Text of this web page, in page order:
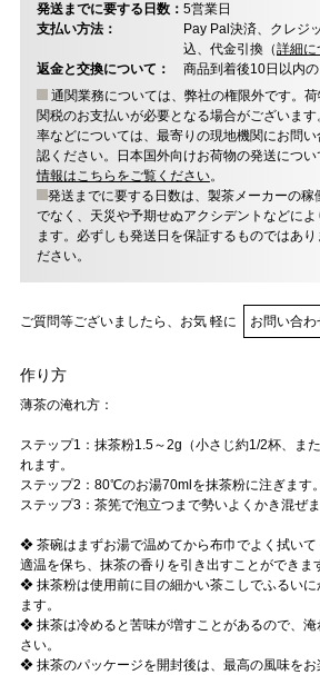
発送までに要する日数： 5営業日
支払い方法：
Pay Pal決済、クレジ
込、代金引換（詳細に
返金と交換について：
商品到着後10日以内の
通関業務については、弊社の権限外です。荷
関税のお支払いが必要となる場合がございま
率などについては、最寄りの現地機関にお問
認ください。日本国外向けお荷物の発送につい
情報はこちらをご覧ください。
発送までに要する日数は、製茶メーカーの稼
でなく、天災や予期せぬアクシデントなどによ
ます。必ずしも発送日を保証するものではあり
ださい。
ご質問等ございましたら、お気 軽に お問い合わ
作り方
薄茶の淹れ方：
ステップ1：抹茶粉1.5～2g（小さじ約1/2杯、ま
れます。
ステップ2：80℃のお湯70mlを抹茶粉に注ぎます。
ステップ3：茶筅で泡立つまで勢いよくかき混ぜま
❖ 茶碗はまずお湯で温めてから布巾でよく拭い
適温を保ち、抹茶の香りを引き出すことができま
❖ 抹茶粉は使用前に目の細かい茶こしでふるいに
ます。
❖ 抹茶は冷めると苦味が増すことがあるので、
さい。
❖ 抹茶のパッケージを開封後は、最高の風味をお